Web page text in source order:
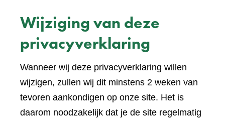
Wijziging van deze
privacyverklaring
Wanneer wij deze privacyverklaring willen
wijzigen, zullen wij dit minstens 2 weken van
tevoren aankondigen op onze site. Het is
daarom noodzakelijk dat je de site regelmatig